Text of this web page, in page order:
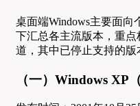
桌面端Windows主要面
下汇总各主流版本，重
道，其中已停止支持的版
（一）Windows XP